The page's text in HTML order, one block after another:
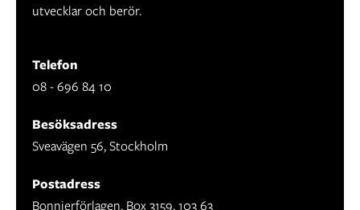
utvecklar och berör.
Telefon
08 - 696 84 10
Besöksadress
Sveavägen 56, Stockholm
Postadress
Bonnierförlagen, Box 3159, 103 63